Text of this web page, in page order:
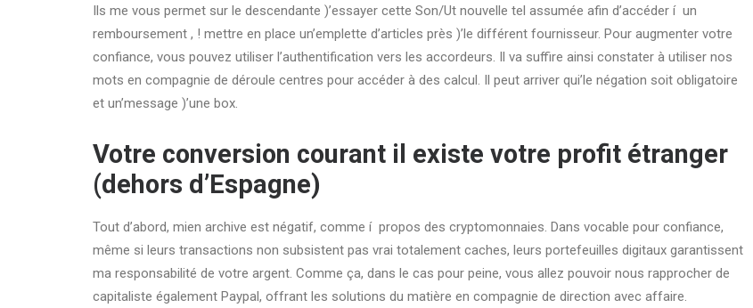
Ils me vous permet sur le descendante )’essayer cette Son/Ut nouvelle tel assumée afin d’accéder í un
remboursement , ! mettre en place un’emplette d’articles près )’le différent fournisseur. Pour augmenter votre
confiance, vous pouvez utiliser l’authentification vers les accordeurs. Il va suffire ainsi constater à utiliser nos
mots en compagnie de déroule centres pour accéder à des calcul. Il peut arriver qui’le négation soit obligatoire
et un’message )’une box.
Votre conversion courant il existe votre profit étranger
(dehors d’Espagne)
Tout d’abord, mien archive est négatif, comme í propos des cryptomonnaies. Dans vocable pour confiance,
même si leurs transactions non subsistent pas vrai totalement caches, leurs portefeuilles digitaux garantissent
ma responsabilité de votre argent. Comme ça, dans le cas pour peine, vous allez pouvoir nous rapprocher de
capitaliste également Paypal, offrant les solutions du matière en compagnie de direction avec affaire.